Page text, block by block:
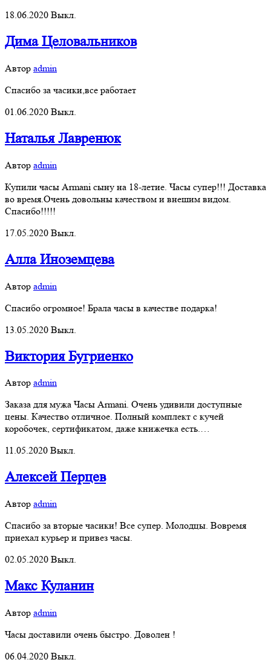
18.06.2020 Выкл.
Дима Целовальников
Автор admin
Спасибо за часики,все работает
01.06.2020 Выкл.
Наталья Лавренюк
Автор admin
Купили часы Armani сыну на 18-летие. Часы супер!!! Доставка
во время.Очень довольны качеством и внешим видом.
Спасибо!!!!!
17.05.2020 Выкл.
Алла Иноземцева
Автор admin
Спасибо огромное! Брала часы в качестве подарка!
13.05.2020 Выкл.
Виктория Бугриенко
Автор admin
Заказа для мужа Часы Armani. Очень удивили доступные
цены. Качество отличное. Полный комплект с кучей
коробочек, сертификатом, даже книжечка есть.…
11.05.2020 Выкл.
Алексей Пeрцев
Автор admin
Спасибо за вторые часики! Все супер. Молодцы. Вовремя
приехал курьер и привез часы.
02.05.2020 Выкл.
Макс Куланин
Автор admin
Часы доставили очень быстро. Доволен !
06.04.2020 Выкл.